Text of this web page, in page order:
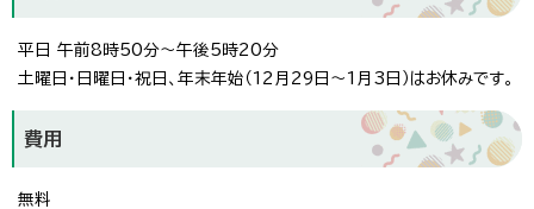
平日 午前8時50分～午後5時20分
土曜日・日曜日・祝日、年末年始（12月29日～1月3日）はお休みです。
費用
無料